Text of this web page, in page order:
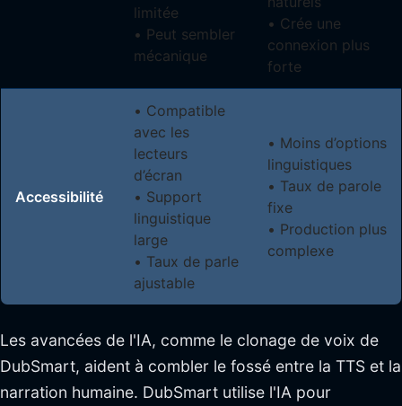
limitée
• Peut sembler
mécanique
• Crée une
connexion plus
forte
Accessibilité
• Compatible
avec les
lecteurs
d’écran
• Support
linguistique
large
• Taux de parle
ajustable
• Moins d’options
linguistiques
• Taux de parole
fixe
• Production plus
complexe
Les avancées de l'IA, comme le clonage de voix de
DubSmart, aident à combler le fossé entre la TTS et la
narration humaine. DubSmart utilise l'IA pour